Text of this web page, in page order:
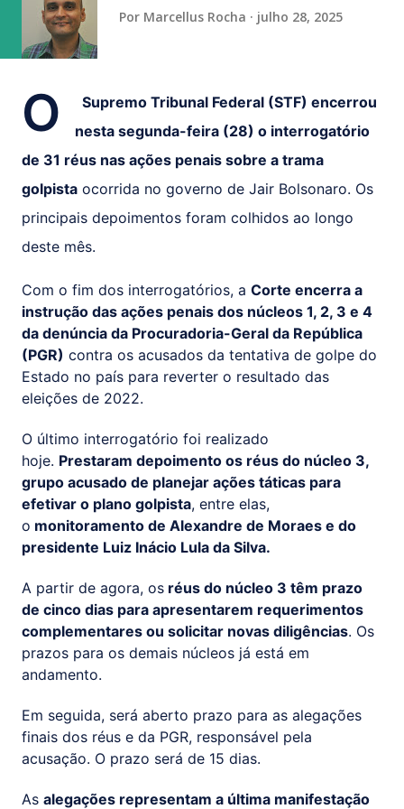
(obteve 51 class...
Por Marcellus Rocha julho 28, 2025
O
Supremo Tribunal Federal (STF) encerrou
nesta segunda-feira (28) o interrogatório
de 31 réus nas ações penais sobre a trama
golpista ocorrida no governo de Jair Bolsonaro. Os
principais depoimentos foram colhidos ao longo
deste mês.
Com o fim dos interrogatórios, a Corte encerra a
instrução das ações penais dos núcleos 1, 2, 3 e 4
da denúncia da Procuradoria-Geral da República
(PGR) contra os acusados da tentativa de golpe do
Estado no país para reverter o resultado das
eleições de 2022.
O último interrogatório foi realizado
hoje. Prestaram depoimento os réus do núcleo 3,
grupo acusado de planejar ações táticas para
efetivar o plano golpista, entre elas,
o monitoramento de Alexandre de Moraes e do
presidente Luiz Inácio Lula da Silva.
A partir de agora, os réus do núcleo 3 têm prazo
de cinco dias para apresentarem requerimentos
complementares ou solicitar novas diligências. Os
prazos para os demais núcleos já está em
andamento.
Em seguida, será aberto prazo para as alegações
finais dos réus e da PGR, responsável pela
acusação. O prazo será de 15 dias.
As alegações representam a última manifestação